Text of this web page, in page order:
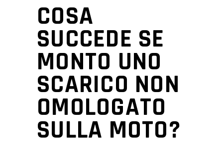
COSA
SUCCEDE SE
MONTO UNO
SCARICO NON
OMOLOGATO
SULLA MOTO?